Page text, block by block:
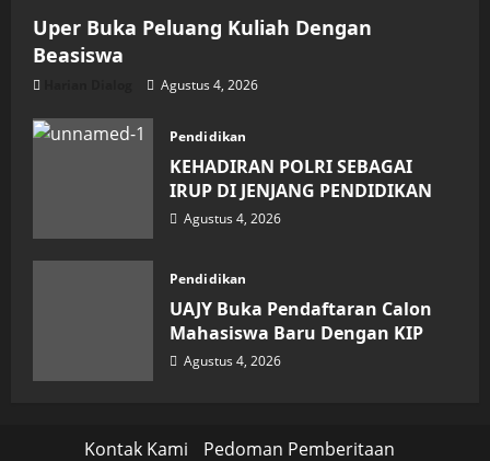
Uper Buka Peluang Kuliah Dengan
Beasiswa
Agustus 4, 2026
Pendidikan
KEHADIRAN POLRI SEBAGAI
IRUP DI JENJANG PENDIDIKAN
Agustus 4, 2026
Pendidikan
UAJY Buka Pendaftaran Calon
Mahasiswa Baru Dengan KIP
Agustus 4, 2026
Kontak Kami Pedoman Pemberitaan